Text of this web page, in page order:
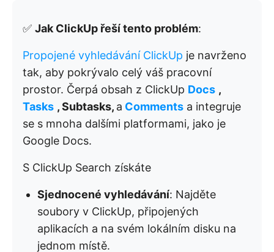
✅ Jak ClickUp řeší tento problém:
Propojené vyhledávání ClickUp je navrženo
tak, aby pokrývalo celý váš pracovní
prostor. Čerpá obsah z ClickUp Docs ,
Tasks , Subtasks, a Comments a integruje
se s mnoha dalšími platformami, jako je
Google Docs.
S ClickUp Search získáte
Sjednocené vyhledávání: Najděte
soubory v ClickUp, připojených
aplikacích a na svém lokálním disku na
jednom místě.